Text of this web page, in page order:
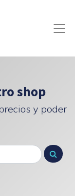
shop
y poder